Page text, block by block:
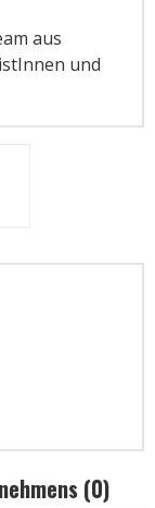
aus
und
(0)